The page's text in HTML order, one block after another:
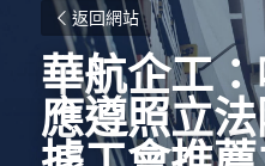
返回網站
華航企工
應遵照立